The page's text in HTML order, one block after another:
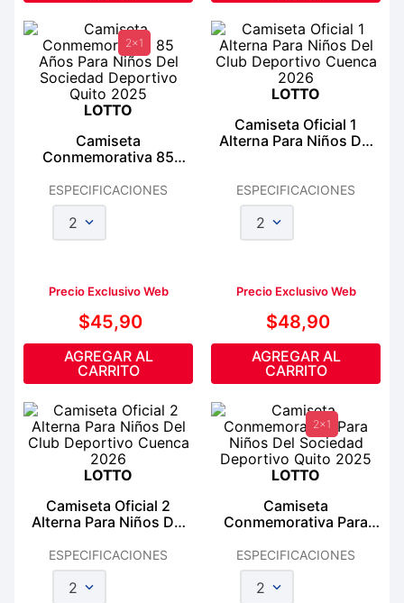
2x1
LOTTO
Camiseta
Conmemorativa 85
Sociedad Deportivo
Quito 2025
ESPECIFICACIONES
2
Precio Exclusivo Web
$45,90
AGREGAR AL
CARRITO
LOTTO
Camiseta Oficial 1
Alterna Para Niños Del
ESPECIFICACIONES
2
Precio Exclusivo Web
$48,90
AGREGAR AL
CARRITO
LOTTO
Camiseta Oficial 2
Alterna Para Niños Del
2026
ESPECIFICACIONES
2
2x1
LOTTO
Camiseta
Conmemorativa Para
Deportivo Quito 2025
ESPECIFICACIONES
2